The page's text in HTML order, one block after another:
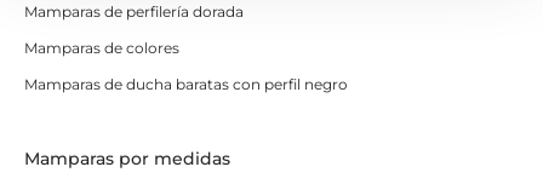
Mamparas de perfilería dorada
Mamparas de colores
Mamparas de ducha baratas con perfil negro
Mamparas por medidas